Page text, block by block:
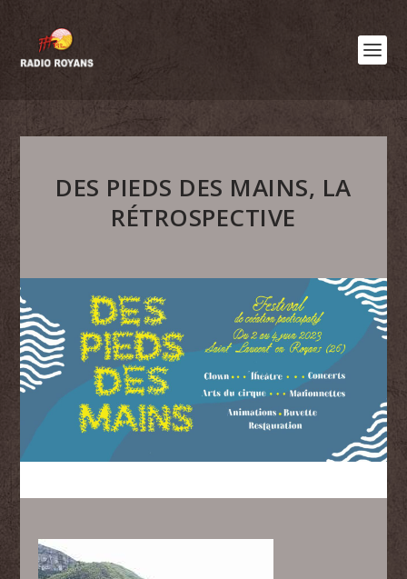
DES PIEDS DES MAINS, LA
RÉTROSPECTIVE